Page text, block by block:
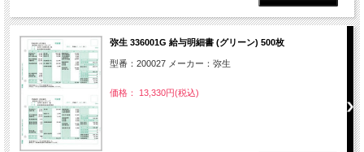
弥生 336001G 給与明細書 (グリーン) 500枚
型番：200027 メーカー：弥生
価格： 13,330円(税込)